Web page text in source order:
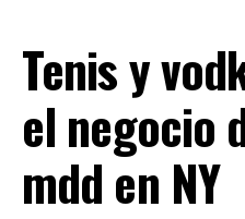
Tenis y
el negocio
mdd en NY